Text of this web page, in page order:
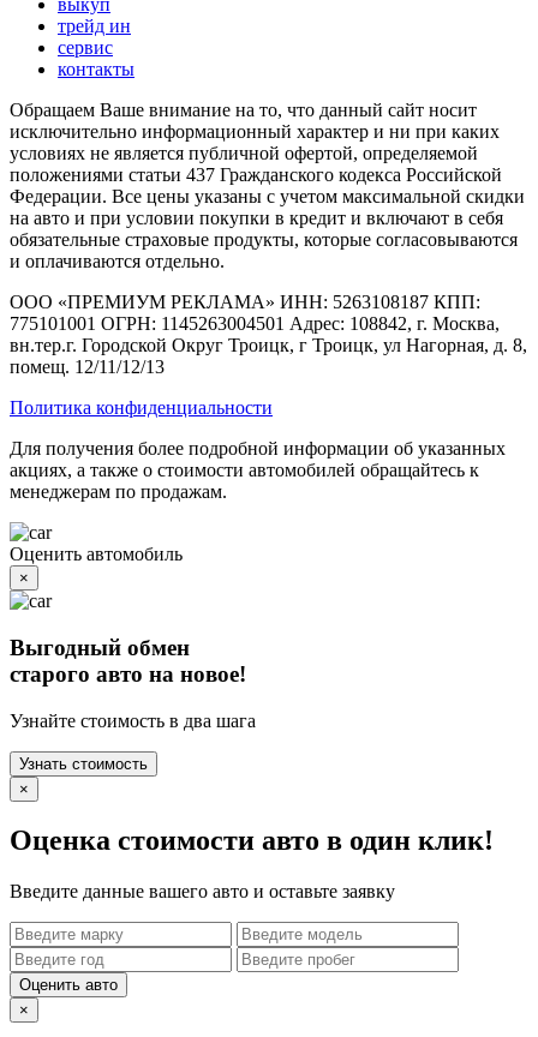
выкуп
трейд ин
сервис
контакты
Обращаем Ваше внимание на то, что данный сайт носит
исключительно информационный характер и ни при каких
условиях не является публичной офертой, определяемой
положениями статьи 437 Гражданского кодекса Российской
Федерации. Все цены указаны с учетом максимальной скидки
на авто и при условии покупки в кредит и включают в себя
обязательные страховые продукты, которые согласовываются
и оплачиваются отдельно.
ООО «ПРЕМИУМ РЕКЛАМА» ИНН: 5263108187 КПП:
775101001 ОГРН: 1145263004501 Адрес: 108842, г. Москва,
вн.тер.г. Городской Округ Троицк, г Троицк, ул Нагорная, д. 8,
помещ. 12/11/12/13
Политика конфиденциальности
Для получения более подробной информации об указанных
акциях, а также о стоимости автомобилей обращайтесь к
менеджерам по продажам.
Оценить автомобиль
×
Выгодный обмен
старого авто на новое!
Узнайте стоимость в два шага
Узнать стоимость
×
Оценка стоимости авто в один клик!
Введите данные вашего авто и оставьте заявку
Оценить авто
×